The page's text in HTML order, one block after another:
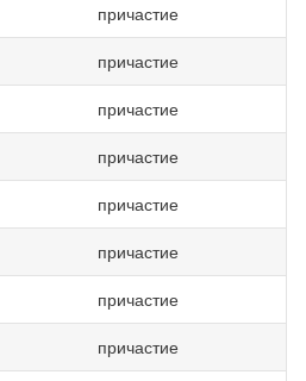
причастие
причастие
причастие
причастие
причастие
причастие
причастие
причастие